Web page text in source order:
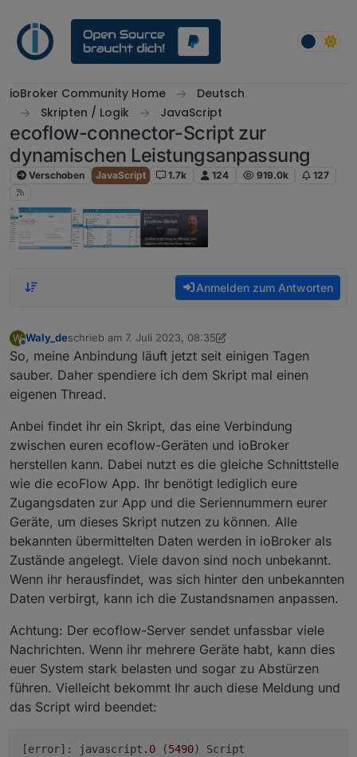
ioBroker Community Home
Deutsch
Skripten / Logik
JavaScript
ecoflow-connector-Script zur
dynamischen Leistungsanpassung
Verschoben JavaScript 1.7k 124 919.0k 127
Anmelden zum Antworten
W
Offline
Waly_deschrieb am 7. Juli 2023, 08:35
zuletzt editiert von Waly_de
So, meine Anbindung läuft jetzt seit einigen Tagen
sauber. Daher spendiere ich dem Skript mal einen
eigenen Thread.
Anbei findet ihr ein Skript, das eine Verbindung
zwischen euren ecoflow-Geräten und ioBroker
herstellen kann. Dabei nutzt es die gleiche Schnittstelle
wie die ecoFlow App. Ihr benötigt lediglich eure
Zugangsdaten zur App und die Seriennummern eurer
Geräte, um dieses Skript nutzen zu können. Alle
bekannten übermittelten Daten werden in ioBroker als
Zustände angelegt. Viele davon sind noch unbekannt.
Wenn ihr herausfindet, was sich hinter den unbekannten
Daten verbirgt, kann ich die Zustandsnamen anpassen.
Achtung: Der ecoflow-Server sendet unfassbar viele
Nachrichten. Wenn ihr mehrere Geräte habt, kann dies
euer System stark belasten und sogar zu Abstürzen
führen. Vielleicht bekommt Ihr auch diese Meldung und
das Script wird beendet:
[error]: javascript .0 (5490) Script